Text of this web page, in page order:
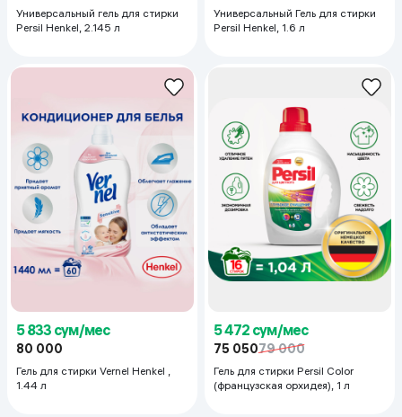
Универсальный гель для стирки
Persil Henkel, 2.145 л
Универсальный Гель для стирки
Persil Henkel, 1.6 л
5 833 сум/мес
80 000
Гель для стирки Vernel Henkel ,
1.44 л
5 472 сум/мес
75 05079 000
Гель для стирки Persil Color
(французская орхидея), 1 л